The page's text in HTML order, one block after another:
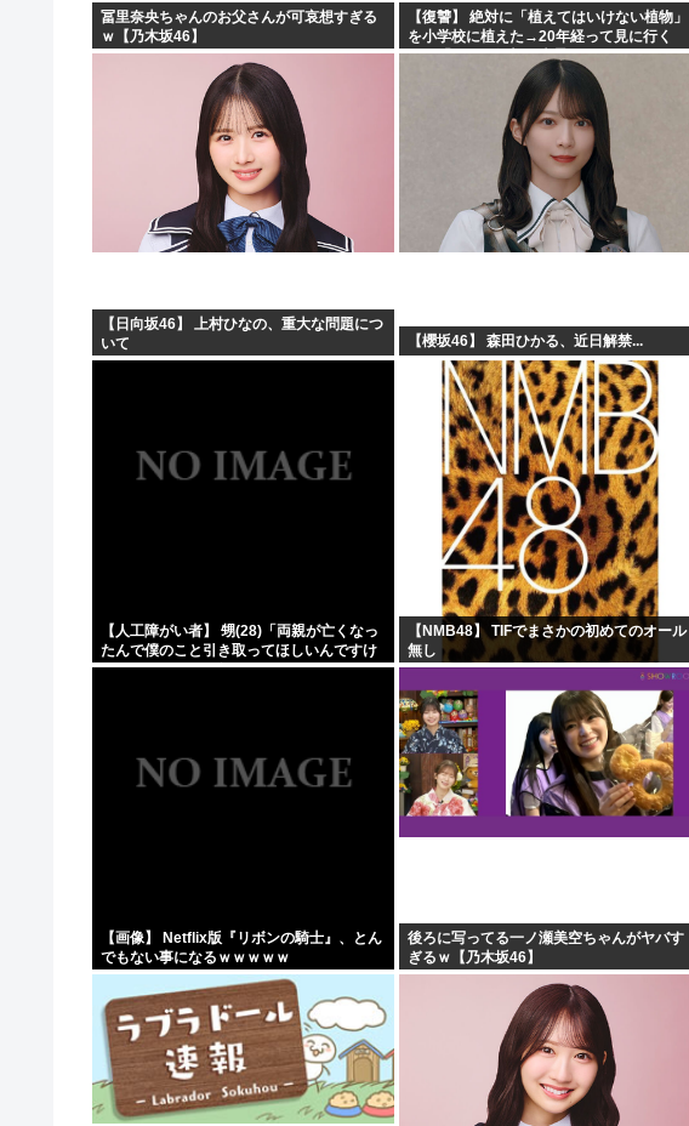
冨里奈央ちゃんのお父さんが可哀想すぎる
ｗ【乃木坂46】
【復讐】 絶対に「植えてはいけない植物」
を小学校に植えた→20年経って見に行く
と…「！？」衝撃の光景が・・・
【日向坂46】 上村ひなの、重大な問題につ
いて
【櫻坂46】 森田ひかる、近日解禁...
【人工障がい者】 甥(28)「両親が亡くなっ
たんで僕のこと引き取ってほしいんですけ
ど！」なんでいい年したヒキニートを引き
【NMB48】 TIFでまさかの初めてのオール
無し
【画像】 Netflix版『リボンの騎士』、とん
でもない事になるｗｗｗｗｗ
後ろに写ってる一ノ瀬美空ちゃんがヤバす
ぎるｗ【乃木坂46】